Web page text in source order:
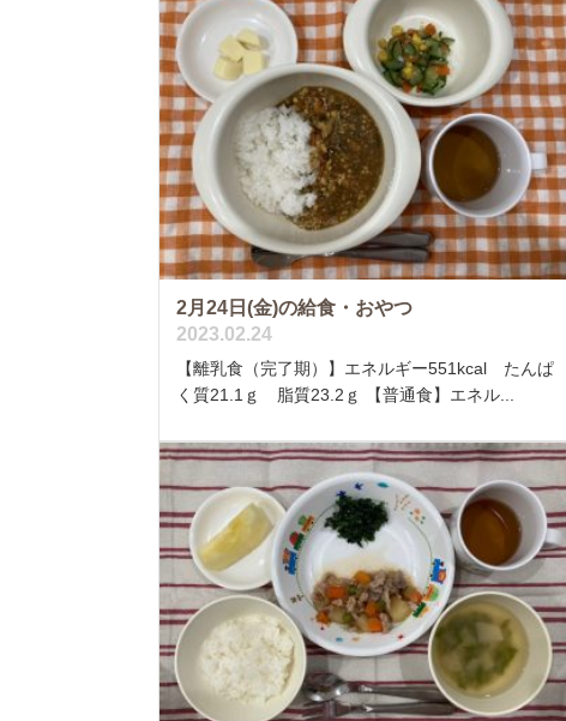
2月24日(金)の給食・おやつ
2023.02.24
【離乳食（完了期）】エネルギー551kcal たんぱ
く質21.1ｇ 脂質23.2ｇ 【普通食】エネル...